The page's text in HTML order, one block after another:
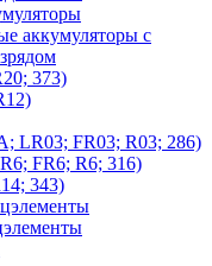
аккумуляторы с
373)
LR03; FR03; R03; 286)
FR6; R6; 316)
343)